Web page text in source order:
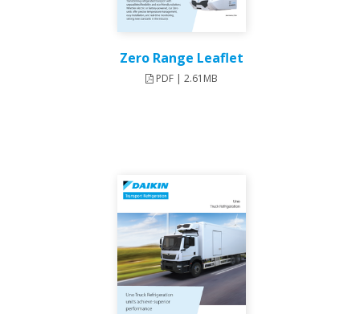
Zero Range Leaflet
PDF | 2.61MB